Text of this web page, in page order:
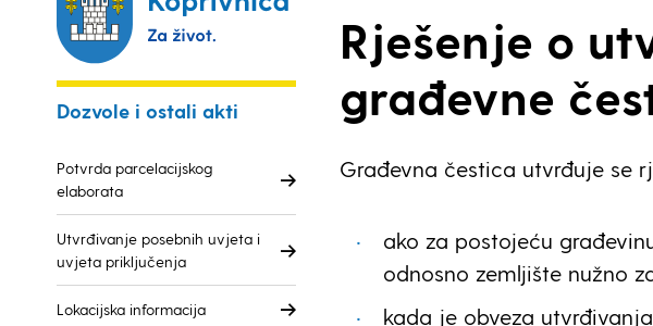
Dozvole i ostali akti
Potvrda parcelacijskog
elaborata
Utvrđivanje posebnih uvjeta i
uvjeta priključenja
Lokacijska informacija
Rješenje o
građevne
Građevna čestica utvrđuje se
ako za postojeću
odnosno zemljište nužno
kada je obveza